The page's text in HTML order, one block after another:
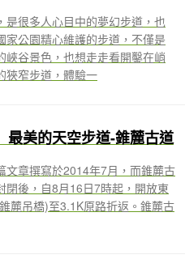
是很多人心目中的夢幻步道，也
家公園精心維護的步道，不僅是
峽谷景色，也想走走看開鑿在峭
狹窄步道，體驗一
最美的天空步道-錐麓古道
文章撰寫於2014年7月，而錐麓古
閉後，自8月16日7時起，開放東
麓吊橋)至3.1K原路折返。錐麓古